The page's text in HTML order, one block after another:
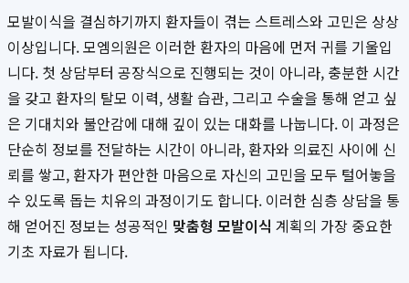
모발이식을 결심하기까지 환자들이 겪는 스트레스와 고민은 상상
이상입니다. 모엠의원은 이러한 환자의 마음에 먼저 귀를 기울입
니다. 첫 상담부터 공장식으로 진행되는 것이 아니라, 충분한 시간
을 갖고 환자의 탈모 이력, 생활 습관, 그리고 수술을 통해 얻고 싶
은 기대치와 불안감에 대해 깊이 있는 대화를 나눕니다. 이 과정은
단순히 정보를 전달하는 시간이 아니라, 환자와 의료진 사이에 신
뢰를 쌓고, 환자가 편안한 마음으로 자신의 고민을 모두 털어놓을
수 있도록 돕는 치유의 과정이기도 합니다. 이러한 심층 상담을 통
해 얻어진 정보는 성공적인 맞춤형 모발이식 계획의 가장 중요한
기초 자료가 됩니다.